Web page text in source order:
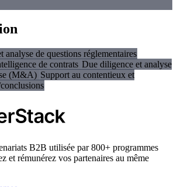
analyse de questions réglementaires
de contrats Due diligence et analyse
(M&A) Support au contentieux et
B2B utilisée par 800+ programmes
et rémunérez vos partenaires au même